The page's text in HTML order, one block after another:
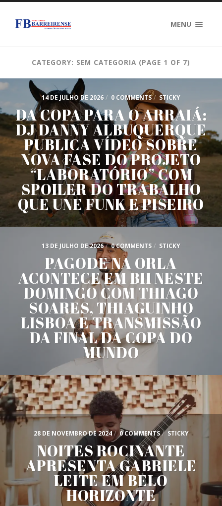
MENU
CATEGORY: SEM CATEGORIA (PAGE 1 OF 7)
14 DE JULHO DE 2026 / 0 COMMENTS / STICKY
DA COPA PARA O ARRAIÁ:
DJ DANNY ALBUQUERQUE
PUBLICA VÍDEO SOBRE
NOVA FASE DO PROJETO
“LABORATÓRIO” COM
SPOILER DO TRABALHO
QUE UNE FUNK E PISEIRO
13 DE JULHO DE 2026 / 0 COMMENTS / STICKY
PAGODE NA ORLA
ACONTECE EM BH NESTE
DOMINGO COM THIAGO
SOARES, THIAGUINHO
LISBOA E TRANSMISSÃO
DA FINAL DA COPA DO
MUNDO
28 DE NOVEMBRO DE 2024 / 0 COMMENTS / STICKY
NOITES ROCINANTE
APRESENTA GABRIELE
LEITE EM BELO
HORIZONTE